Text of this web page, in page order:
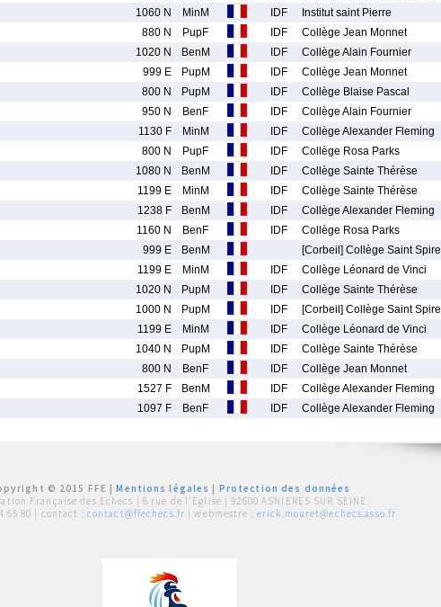
1060 N MinM IDF
Institut saint Pierre
880 N PupF IDF
Collège Jean Monnet
1020 N BenM IDF
Collège Alain Fournier
999 E PupM IDF
Collège Jean Monnet
800 N PupM IDF
Collège Blaise Pascal
950 N BenF IDF
Collège Alain Fournier
1130 F MinM IDF
Collège Alexander Fleming
800 N PupF IDF
Collège Rosa Parks
1080 N BenM IDF
Collège Sainte Thérèse
1199 E MinM IDF
Collège Sainte Thérèse
1238 F BenM IDF
Collège Alexander Fleming
1160 N BenF IDF
Collège Rosa Parks
999 E BenM
[Corbeil] Collège Saint Spire
1199 E MinM IDF
Collège Léonard de Vinci
1020 N PupM IDF
Collège Sainte Thérèse
1000 N PupM IDF
[Corbeil] Collège Saint Spire
1199 E MinM IDF
Collège Léonard de Vinci
1040 N PupM IDF
Collège Sainte Thérèse
800 N BenF IDF
Collège Jean Monnet
1527 F BenM IDF
Collège Alexander Fleming
1097 F BenF IDF Collège Alexander Fleming
© 2015 FFE |Mentions légales
Protection des données
Française des Echecs | 6 rue de l'Eglise | 92600 ASNIERES SUR SEINE
65 80 | contact : contact@ffechecs.fr | webmestre : erick.mouret@echecs.asso.fr